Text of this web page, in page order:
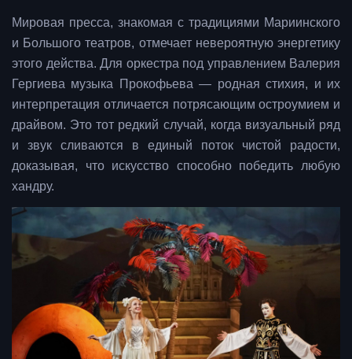
Мировая пресса, знакомая с традициями Мариинского
и Большого театров, отмечает невероятную энергетику
этого действа. Для оркестра под управлением Валерия
Гергиева музыка Прокофьева — родная стихия, и их
интерпретация отличается потрясающим остроумием и
драйвом. Это тот редкий случай, когда визуальный ряд
и звук сливаются в единый поток чистой радости,
доказывая, что искусство способно победить любую
хандру.